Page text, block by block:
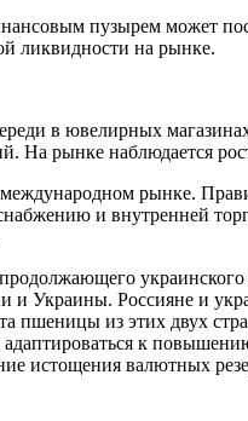
пузырем может
ликвидности на рынке.
в ювелирных
На рынке наблюдается
рынке.
и внутренней
и Украины. Россияне и
пшеницы из этих двух
адаптироваться к
истощения валютных